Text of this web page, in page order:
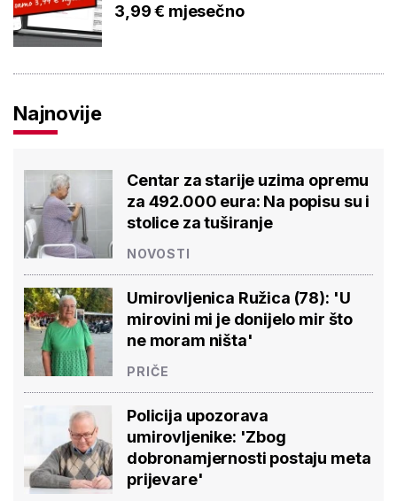
3,99 € mjesečno
Najnovije
Centar za starije uzima opremu
za 492.000 eura: Na popisu su i
stolice za tuširanje
NOVOSTI
Umirovljenica Ružica (78): 'U
mirovini mi je donijelo mir što
ne moram ništa'
PRIČE
Policija upozorava
umirovljenike: 'Zbog
dobronamjernosti postaju meta
prijevare'